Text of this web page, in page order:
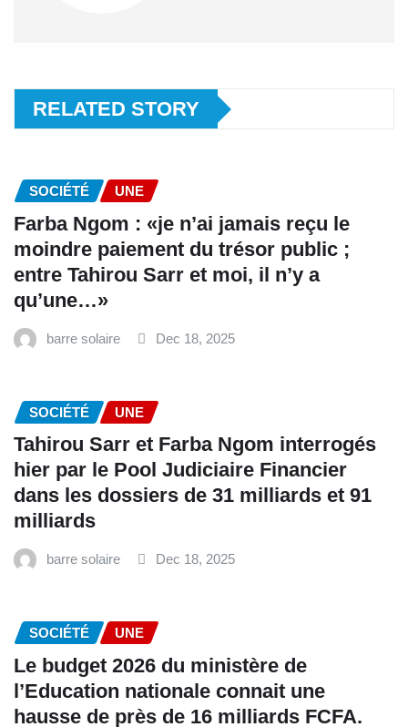
RELATED STORY
SOCIÉTÉ UNE
Farba Ngom : «je n’ai jamais reçu le
moindre paiement du trésor public ;
entre Tahirou Sarr et moi, il n’y a
qu’une…»
barre solaire Dec 18, 2025
SOCIÉTÉ UNE
Tahirou Sarr et Farba Ngom interrogés
hier par le Pool Judiciaire Financier
dans les dossiers de 31 milliards et 91
milliards
barre solaire Dec 18, 2025
SOCIÉTÉ UNE
Le budget 2026 du ministère de
l’Education nationale connait une
hausse de près de 16 milliards FCFA.